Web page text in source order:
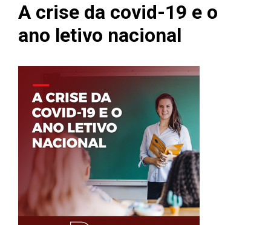
A crise da covid-19 e o
ano letivo nacional